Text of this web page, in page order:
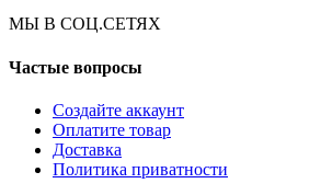
МЫ В СОЦ.СЕТЯХ
Частые вопросы
Создайте аккаунт
Оплатите товар
Доставка
Политика приватности